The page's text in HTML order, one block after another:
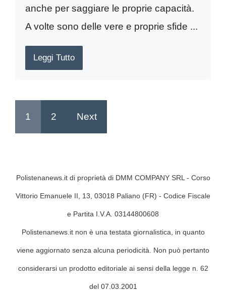
anche per saggiare le proprie capacità.
A volte sono delle vere e proprie sfide ...
Leggi Tutto
1 2 Next
Polistenanews.it di proprietà di DMM COMPANY SRL - Corso
Vittorio Emanuele II, 13, 03018 Paliano (FR) - Codice Fiscale
e Partita I.V.A. 03144800608
Polistenanews.it non è una testata giornalistica, in quanto
viene aggiornato senza alcuna periodicità. Non può pertanto
considerarsi un prodotto editoriale ai sensi della legge n. 62
del 07.03.2001